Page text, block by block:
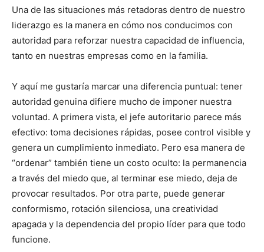
Una de las situaciones más retadoras dentro de nuestro
liderazgo es la manera en cómo nos conducimos con
autoridad para reforzar nuestra capacidad de influencia,
tanto en nuestras empresas como en la familia.
Y aquí me gustaría marcar una diferencia puntual: tener
autoridad genuina difiere mucho de imponer nuestra
voluntad. A primera vista, el jefe autoritario parece más
efectivo: toma decisiones rápidas, posee control visible y
genera un cumplimiento inmediato. Pero esa manera de
“ordenar” también tiene un costo oculto: la permanencia
a través del miedo que, al terminar ese miedo, deja de
provocar resultados. Por otra parte, puede generar
conformismo, rotación silenciosa, una creatividad
apagada y la dependencia del propio líder para que todo
funcione.